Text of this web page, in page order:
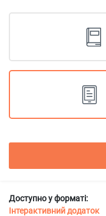
Доступно у форматі:
Інтерактивний додаток